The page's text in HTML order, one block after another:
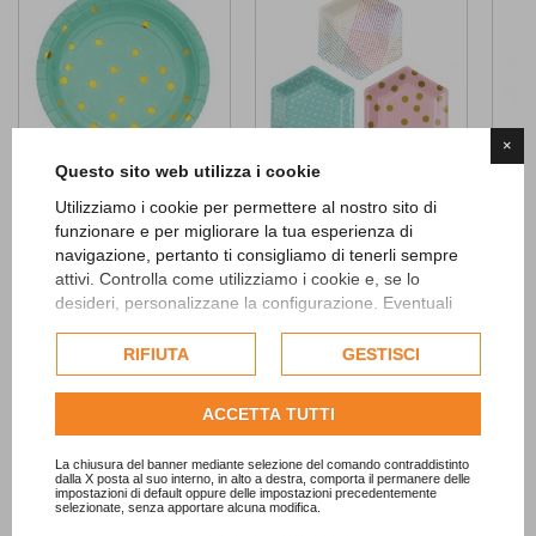
×
Questo sito web utilizza i cookie
Utilizziamo i cookie per permettere al nostro sito di
funzionare e per migliorare la tua esperienza di
navigazione, pertanto ti consigliamo di tenerli sempre
attivi. Controlla come utilizziamo i cookie e, se lo
desideri, personalizzane la configurazione. Eventuali
esclusivamente previa acquisizione del consenso
dell'utente.
Consulta l'informativa cookie completa.
RIFIUTA GESTISCI
ACCETTA TUTTI
La chiusura del banner mediante selezione del comando contraddistinto
dalla X posta al suo interno, in alto a destra, comporta il permanere delle
impostazioni di default oppure delle impostazioni precedentemente
selezionate, senza apportare alcuna modifica.
Mint Green Golden...
4,50 €
ADD TO CART
Party Time Dessert...
5,52 €
ADD TO CART